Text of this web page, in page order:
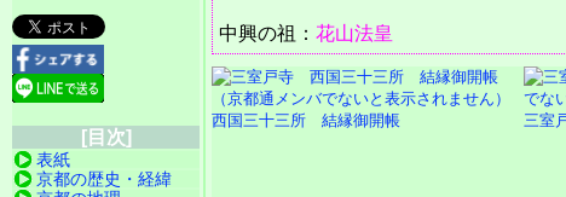
中興の祖： 花山法皇
西国三十三所 結縁御開帳 三室
[目次]
表紙
京都の歴史・経緯